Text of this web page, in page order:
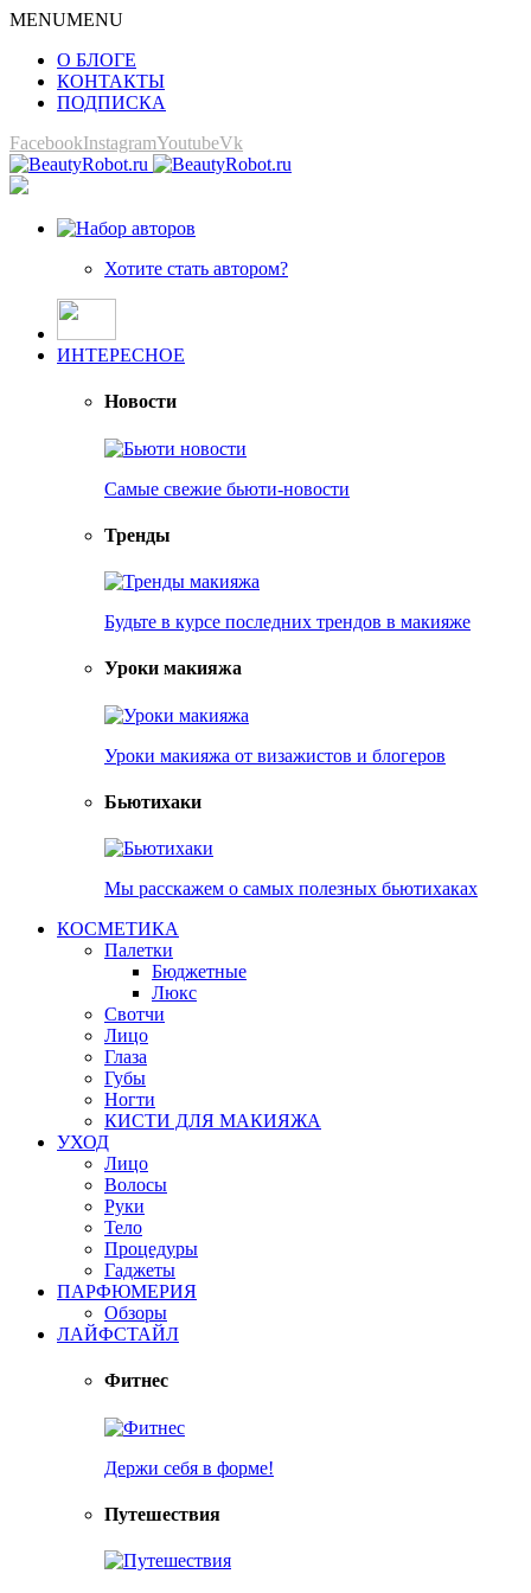
MENUMENU
О БЛОГЕ
КОНТАКТЫ
ПОДПИСКА
FacebookInstagramYoutubeVk
Хотите стать автором?
ИНТЕРЕСНОЕ
Новости
Самые свежие бьюти-новости
Тренды
Будьте в курсе последних трендов в макияже
Уроки макияжа
Уроки макияжа от визажистов и блогеров
Бьютихаки
Мы расскажем о самых полезных бьютихаках
КОСМЕТИКА
Палетки
Бюджетные
Люкс
Свотчи
Лицо
Глаза
Губы
Ногти
КИСТИ ДЛЯ МАКИЯЖА
УХОД
Лицо
Волосы
Руки
Тело
Процедуры
Гаджеты
ПАРФЮМЕРИЯ
Обзоры
ЛАЙФСТАЙЛ
Фитнес
Держи себя в форме!
Путешествия